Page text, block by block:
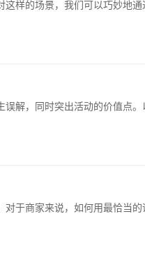
样的场景，我们可以巧妙地
解，同时突出活动的价值点
于商家来说，如何用最恰当